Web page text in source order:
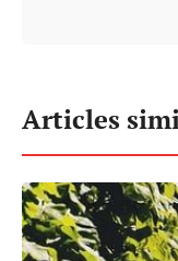
Articles